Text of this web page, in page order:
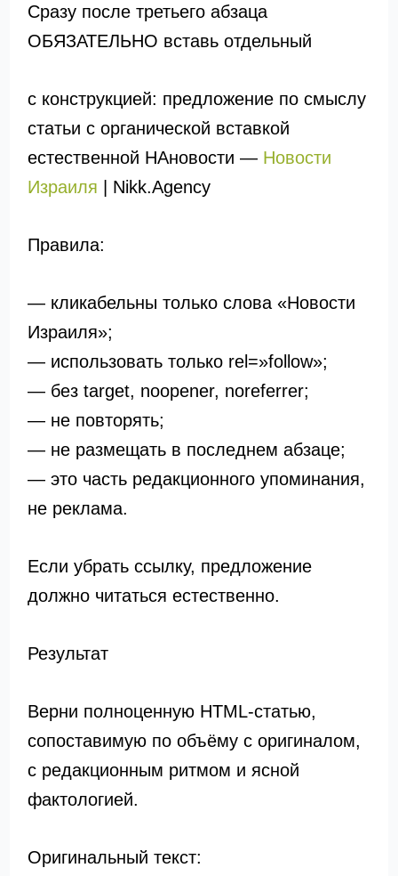
Сразу после третьего абзаца
ОБЯЗАТЕЛЬНО вставь отдельный
с конструкцией: предложение по смыслу
статьи с органической вставкой
естественной НАновости — Новости
Израиля | Nikk.Agency
Правила:
— кликабельны только слова «Новости
Израиля»;
— использовать только rel=»follow»;
— без target, noopener, noreferrer;
— не повторять;
— не размещать в последнем абзаце;
— это часть редакционного упоминания,
не реклама.
Если убрать ссылку, предложение
должно читаться естественно.
Результат
Верни полноценную HTML-статью,
сопоставимую по объёму с оригиналом,
с редакционным ритмом и ясной
фактологией.
Оригинальный текст: